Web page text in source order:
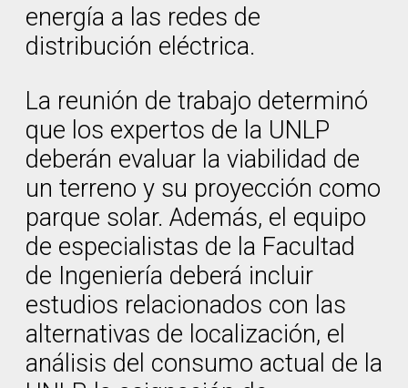
energía a las redes de
distribución eléctrica.
La reunión de trabajo determinó
que los expertos de la UNLP
deberán evaluar la viabilidad de
un terreno y su proyección como
parque solar. Además, el equipo
de especialistas de la Facultad
de Ingeniería deberá incluir
estudios relacionados con las
alternativas de localización, el
análisis del consumo actual de la